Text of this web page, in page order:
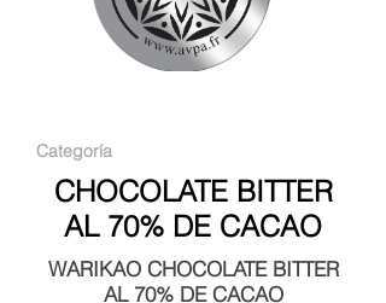
Categoría
CHOCOLATE BITTER
AL 70% DE CACAO
WARIKAO CHOCOLATE BITTER
AL 70% DE CACAO